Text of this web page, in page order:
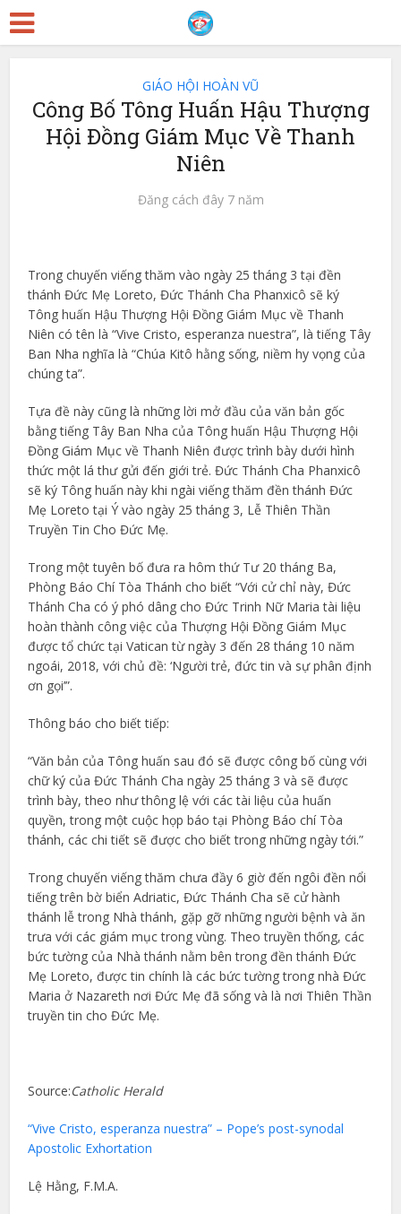
GIÁO HỘI HOÀN VŨ
Công Bố Tông Huấn Hậu Thượng
Hội Đồng Giám Mục Về Thanh
Niên
Đăng cách đây 7 năm
Trong chuyến viếng thăm vào ngày 25 tháng 3 tại đền
thánh Đức Mẹ Loreto, Đức Thánh Cha Phanxicô sẽ ký
Tông huấn Hậu Thượng Hội Đồng Giám Mục về Thanh
Niên có tên là “Vive Cristo, esperanza nuestra”, là tiếng Tây
Ban Nha nghĩa là “Chúa Kitô hằng sống, niềm hy vọng của
chúng ta”.
Tựa đề này cũng là những lời mở đầu của văn bản gốc
bằng tiếng Tây Ban Nha của Tông huấn Hậu Thượng Hội
Đồng Giám Mục về Thanh Niên được trình bày dưới hình
thức một lá thư gửi đến giới trẻ. Đức Thánh Cha Phanxicô
sẽ ký Tông huấn này khi ngài viếng thăm đền thánh Đức
Mẹ Loreto tại Ý vào ngày 25 tháng 3, Lễ Thiên Thần
Truyền Tin Cho Đức Mẹ.
Trong một tuyên bố đưa ra hôm thứ Tư 20 tháng Ba,
Phòng Báo Chí Tòa Thánh cho biết “Với cử chỉ này, Đức
Thánh Cha có ý phó dâng cho Đức Trinh Nữ Maria tài liệu
hoàn thành công việc của Thượng Hội Đồng Giám Mục
được tổ chức tại Vatican từ ngày 3 đến 28 tháng 10 năm
ngoái, 2018, với chủ đề: ‘Người trẻ, đức tin và sự phân định
ơn gọi’”.
Thông báo cho biết tiếp:
“Văn bản của Tông huấn sau đó sẽ được công bố cùng với
chữ ký của Đức Thánh Cha ngày 25 tháng 3 và sẽ được
trình bày, theo như thông lệ với các tài liệu của huấn
quyền, trong một cuộc họp báo tại Phòng Báo chí Tòa
thánh, các chi tiết sẽ được cho biết trong những ngày tới.”
Trong chuyến viếng thăm chưa đầy 6 giờ đến ngôi đền nổi
tiếng trên bờ biển Adriatic, Đức Thánh Cha sẽ cử hành
thánh lễ trong Nhà thánh, gặp gỡ những người bệnh và ăn
trưa với các giám mục trong vùng. Theo truyền thống, các
bức tường của Nhà thánh nằm bên trong đền thánh Đức
Mẹ Loreto, được tin chính là các bức tường trong nhà Đức
Maria ở Nazareth nơi Đức Mẹ đã sống và là nơi Thiên Thần
truyền tin cho Đức Mẹ.
Source:Catholic Herald
“Vive Cristo, esperanza nuestra” – Pope’s post-synodal
Apostolic Exhortation
Lệ Hằng, F.M.A.